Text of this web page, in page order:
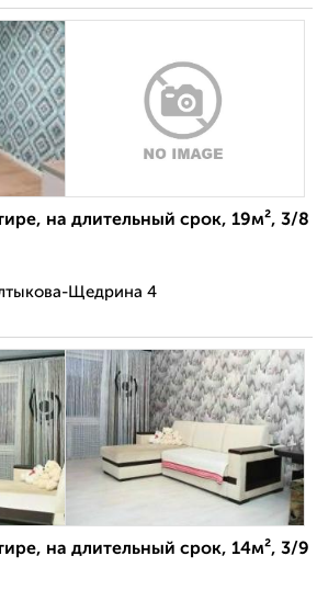
на длительный срок, 19м², 3/8
Щедрина 4
на длительный срок, 14м², 3/9